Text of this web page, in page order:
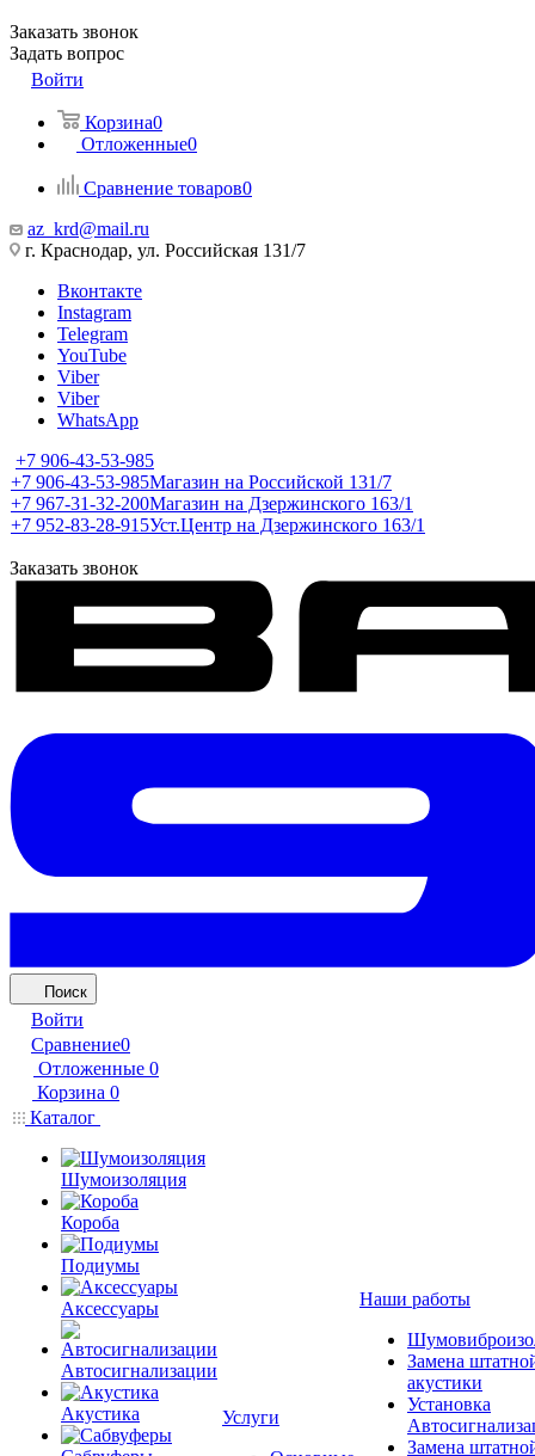
Заказать звонок
Задать вопрос
Войти
Корзина0
Отложенные0
Сравнение товаров0
az_krd@mail.ru
г. Краснодар, ул. Российская 131/7
Вконтакте
Instagram
Telegram
YouTube
Viber
Viber
WhatsApp
+7 906-43-53-985
+7 906-43-53-985Магазин на Российской 131/7
+7 967-31-32-200Магазин на Дзержинского 163/1
+7 952-83-28-915Уст.Центр на Дзержинского 163/1
Заказать звонок
Поиск
Войти
Сравнение0
Отложенные 0
Корзина 0
Каталог
Шумоизоляция
Короба
Подиумы
Аксессуары
Автосигнализации
Акустика
Услуги
Наши работы
Замена
акустики
Установка
Замена